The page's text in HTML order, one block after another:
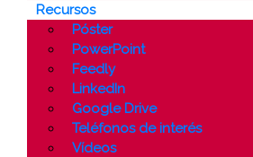
Recursos
Póster
PowerPoint
Feedly
LinkedIn
Google Drive
Teléfonos de interés
Vídeos